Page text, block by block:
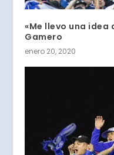
«Me llevo una idea
Gamero
enero 20, 2020